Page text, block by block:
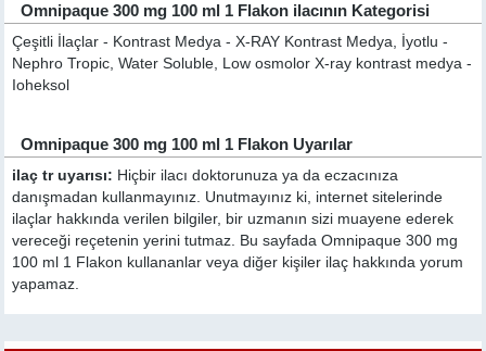
Omnipaque 300 mg 100 ml 1 Flakon ilacının Kategorisi
Çeşitli İlaçlar - Kontrast Medya - X-RAY Kontrast Medya, İyotlu -
Nephro Tropic, Water Soluble, Low osmolor X-ray kontrast medya -
Ioheksol
Omnipaque 300 mg 100 ml 1 Flakon Uyarılar
ilaç tr uyarısı: Hiçbir ilacı doktorunuza ya da eczacınıza
danışmadan kullanmayınız. Unutmayınız ki, internet sitelerinde
ilaçlar hakkında verilen bilgiler, bir uzmanın sizi muayene ederek
vereceği reçetenin yerini tutmaz. Bu sayfada Omnipaque 300 mg
100 ml 1 Flakon kullananlar veya diğer kişiler ilaç hakkında yorum
yapamaz.